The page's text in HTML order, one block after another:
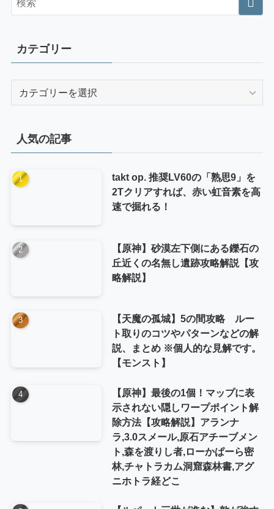
カテゴリー
ー
人気の記事
takt op. 推奨LV60の「熟思9」を
2Tクリアすれば、赤い虹音素を高
速で掘れる！
【原神】砂漠左下側にある鑠石の
丘近くの名無し遺跡攻略解説【攻
略解説】
【天魔の孤城】5の間攻略 ルー
ト取りのコツやパターンなどの解
説、まとめ ※個人的な見解です。
【モンスト】
【原神】最後の1個！マップに表
示されない隠しワープポイント解
除方法【攻略解説】アランナ
ラ,3.0スメール,原石アチーブメン
ト,森を渡りし者,ローかぱーら密
林,チャトラカム洞窟森林書,アグ
ニホトラ経どこ